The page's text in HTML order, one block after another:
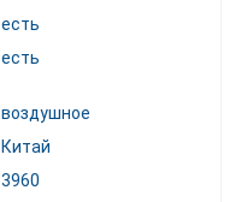
есть
есть
воздушное
Китай
3960